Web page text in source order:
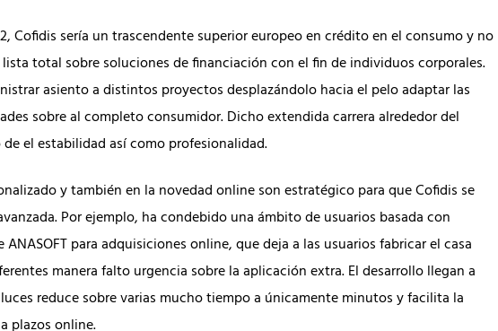
Cofidis serí­a un trascendente superior europeo en crédito en el consumo y no
total sobre soluciones de financiación con el fin de individuos corporales.
asiento a distintos proyectos desplazándolo hacia el pelo adaptar las
sobre al completo consumidor. Dicho extendida carrera alrededor del
el estabilidad así­ como profesionalidad.
y también en la novedad online son estratégico para que Cofidis se
Por ejemplo, ha condebido una ámbito de usuarios basada con
ANASOFT para adquisiciones online, que deja a las usuarios fabricar el casa
manera falto urgencia sobre la aplicación extra. El desarrollo llegan a
reduce sobre varias mucho tiempo a únicamente minutos y facilita la
plazos online.